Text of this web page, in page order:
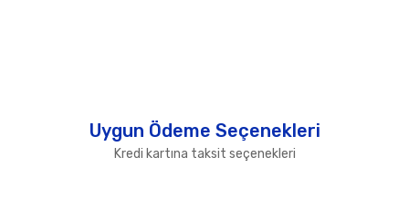
Uygun Ödeme Seçenekleri
Kredi kartına taksit seçenekleri